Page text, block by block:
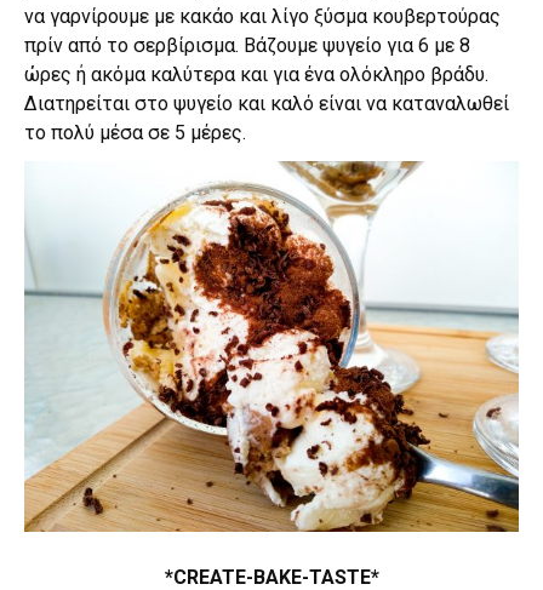
να γαρνίρουμε με κακάο και λίγο ξύσμα κουβερτούρας
πρίν από το σερβίρισμα. Βάζουμε ψυγείο για 6 με 8
ώρες ή ακόμα καλύτερα και για ένα ολόκληρο βράδυ.
Διατηρείται στο ψυγείο και καλό είναι να καταναλωθεί
το πολύ μέσα σε 5 μέρες.
*CREATE-BAKE-TASTE*